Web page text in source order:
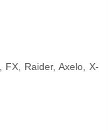
Raider, Axelo, X-